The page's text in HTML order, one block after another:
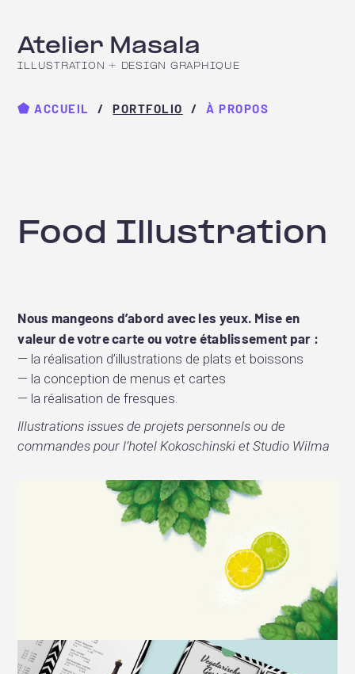
Atelier Masala
ILLUSTRATION + DESIGN GRAPHIQUE
⬟ ACCUEIL PORTFOLIO À PROPOS
Food Illustration
Nous mangeons d’abord avec les yeux. Mise en
valeur de votre carte ou votre établissement par :
la réalisation d’illustrations de plats et boissons
la conception de menus et cartes
la réalisation de fresques.
Illustrations issues de projets personnels ou de
commandes pour l’hotel Kokoschinski et Studio Wilma